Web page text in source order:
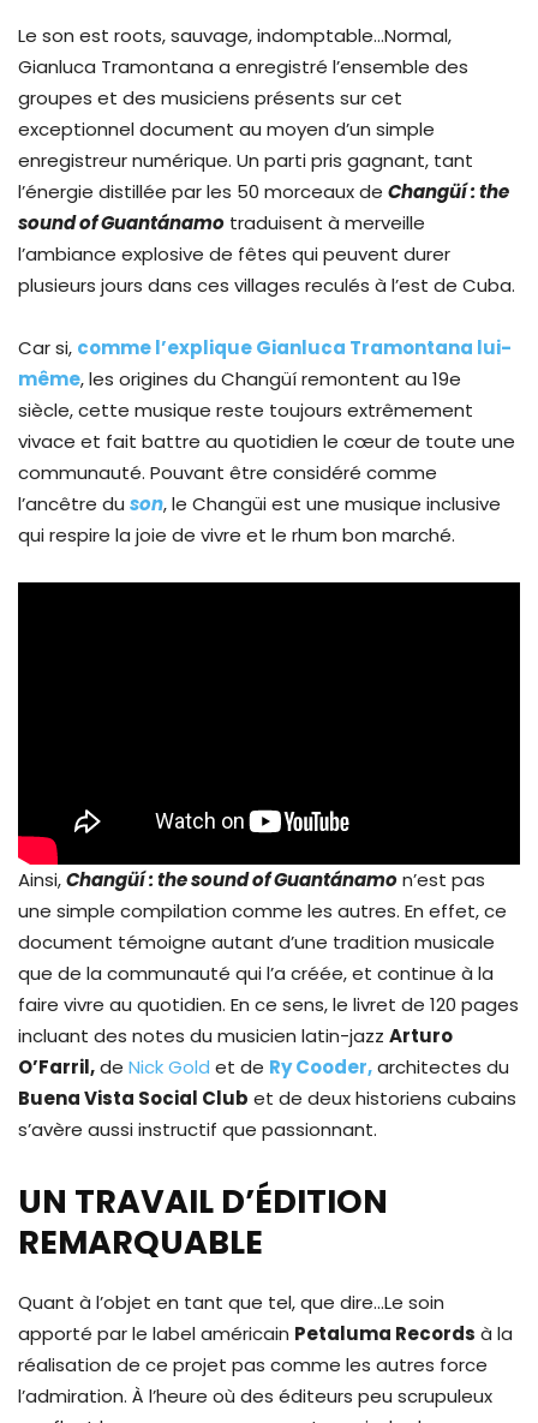
Le son est roots, sauvage, indomptable…Normal,
Gianluca Tramontana a enregistré l’ensemble des
groupes et des musiciens présents sur cet
exceptionnel document au moyen d’un simple
enregistreur numérique. Un parti pris gagnant, tant
l’énergie distillée par les 50 morceaux de Changüí : the
sound of Guantánamo traduisent à merveille
l’ambiance explosive de fêtes qui peuvent durer
plusieurs jours dans ces villages reculés à l’est de Cuba.
Car si, comme l’explique Gianluca Tramontana lui-
même, les origines du Changüí remontent au 19e
siècle, cette musique reste toujours extrêmement
vivace et fait battre au quotidien le cœur de toute une
communauté. Pouvant être considéré comme
l’ancêtre du son, le Changüi est une musique inclusive
qui respire la joie de vivre et le rhum bon marché.
Ainsi,Changüí : the sound of Guantánamon’est pas
une simple compilation comme les autres. En effet, ce
document témoigne autant d’une tradition musicale
que de la communauté qui l’a créée, et continue à la
faire vivre au quotidien. En ce sens, le livret de 120 pages
incluant des notes du musicien latin-jazz Arturo
O’Farril,de Nick Gold et de Ry Cooder,architectes du
Buena Vista Social Club et de deux historiens cubains
s’avère aussi instructif que passionnant.
UN TRAVAIL D’ÉDITION
REMARQUABLE
Quant à l’objet en tant que tel, que dire…Le soin
apporté par le label américain Petaluma Records à la
réalisation de ce projet pas comme les autres force
l’admiration. À l’heure où des éditeurs peu scrupuleux